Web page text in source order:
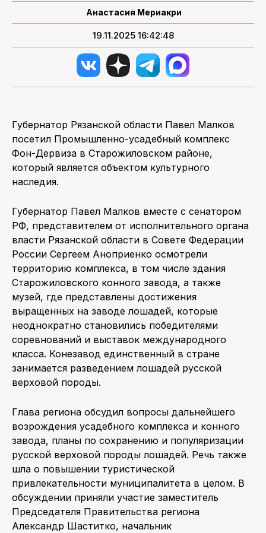
Анастасия Мериакри
19.11.2025 16:42:48
Губернатор Рязанской области Павел Малков
посетил Промышленно-усадебный комплекс
Фон-Дервиза в Старожиловском районе,
который является объектом культурного
наследия.
Губернатор Павел Малков вместе с сенатором
РФ, представителем от исполнительного органа
власти Рязанской области в Совете Федерации
России Сергеем Аноприенко осмотрели
территорию комплекса, в том числе здания
Старожиловского конного завода, а также
музей, где представлены достижения
выращенных на заводе лошадей, которые
неоднократно становились победителями
соревнований и выставок международного
класса. Конезавод единственный в стране
занимается разведением лошадей русской
верховой породы.
Глава региона обсудил вопросы дальнейшего
возрождения усадебного комплекса и конного
завода, планы по сохранению и популяризации
русской верховой породы лошадей. Речь также
шла о повышении туристической
привлекательности муниципалитета в целом. В
обсуждении приняли участие заместитель
Председателя Правительства региона
Александр Шаститко, начальник